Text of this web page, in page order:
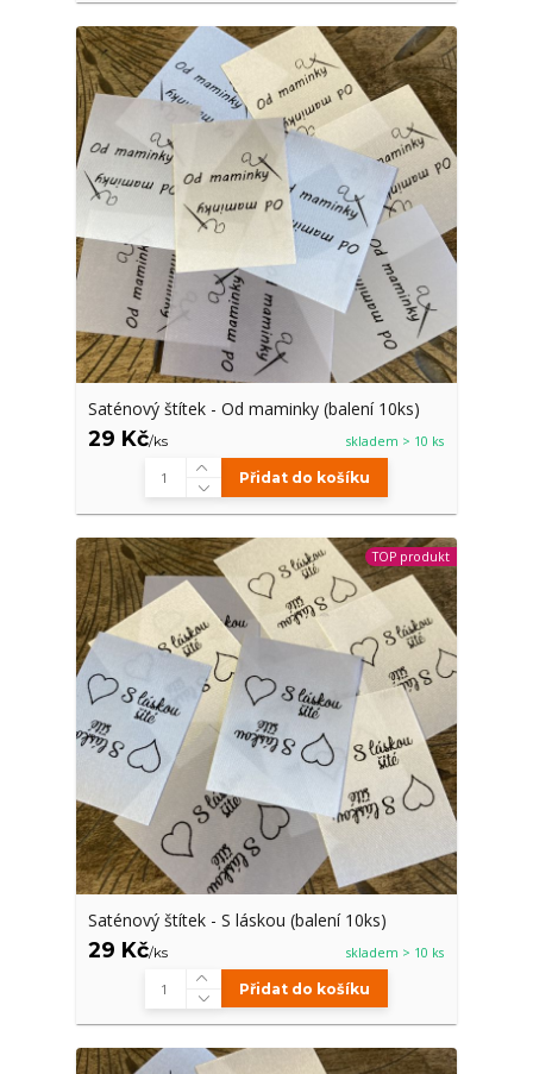
Saténový štítek - Od maminky (balení 10ks)
29 Kč/ks skladem > 10 ks
Přidat do košíku
TOP produkt
Saténový štítek - S láskou (balení 10ks)
29 Kč/ks skladem > 10 ks
Přidat do košíku